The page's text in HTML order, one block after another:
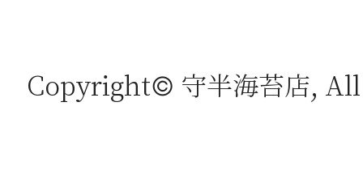
Copyright© 守半海苔店,